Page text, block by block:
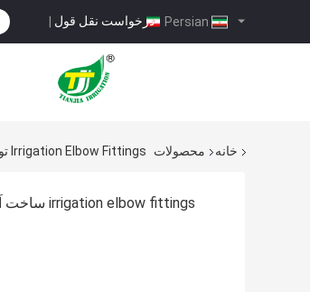
درخواست نقل قول |
خانه محصولات Irrigation Elbow Fittings تولید کننده آنلاین
irrigation elbow fittings ساخت آنلاین